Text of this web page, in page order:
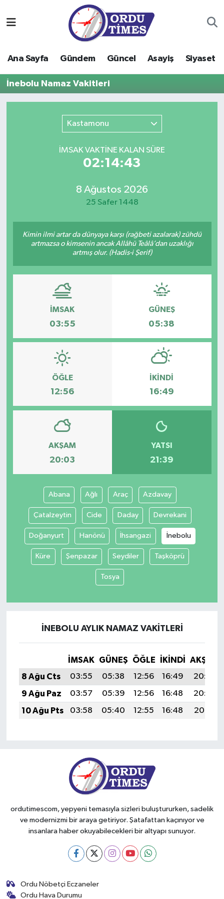
Ana Sayfa Gündem Güncel Asayiş Siyaset
İnebolu Namaz Vakitleri
Kastamonu
İMSAK VAKTİNE KALAN SÜRE
02:14:43
8 Ağustos 2026
25 Safer 1448
Kimin ilmi artar da dünyaya karşı (rağbeti azalarak) zühdü
artmazsa o kimsenin ancak Allâhü Teâlâ’dan uzaklığı
artmış olur. (Hadis-i Şerif)
İMSAK
03:55
GÜNEŞ
05:38
ÖĞLE
12:56
İKINDI
16:49
AKŞAM
20:03
YATSI
21:39
Abana Ağlı Araç Azdavay
Çatalzeytin Cide Daday Devrekani
Doğanyurt Hanönü İhsangazi İnebolu
Küre Şenpazar Seydiler Taşköprü
Tosya
İNEBOLU AYLIK NAMAZ VAKITLERI
İMSAK GÜNEŞ ÖĞLE İKINDI
AKŞAM
8 Ağu Cts
03:55 05:38 12:56 16:49
20:03
9 Ağu Paz
03:57 05:39 12:56 16:48
20:02
10 Ağu Pts
03:58 05:40 12:55 16:48 20:01
ordutimescom, yepyeni temasıyla sizleri buluştururken, sadelik
ve modernizmi bir araya getiriyor. Şatafattan kaçınıyor ve
insanlara haber okuyabilecekleri bir altyapı sunuyor.
Ordu Nöbetçi Eczaneler
Ordu Hava Durumu
Gündem
Güncel
Kültür-Sanat
Turizm
Yaşam
Ordu Nöbetçi Eczaneler
Ordu Hava Durumu
Ordu Namaz Vakitleri
Ordu Trafik Yoğunluk Haritası
Tüm Manşetler
Son Dakika Haberleri